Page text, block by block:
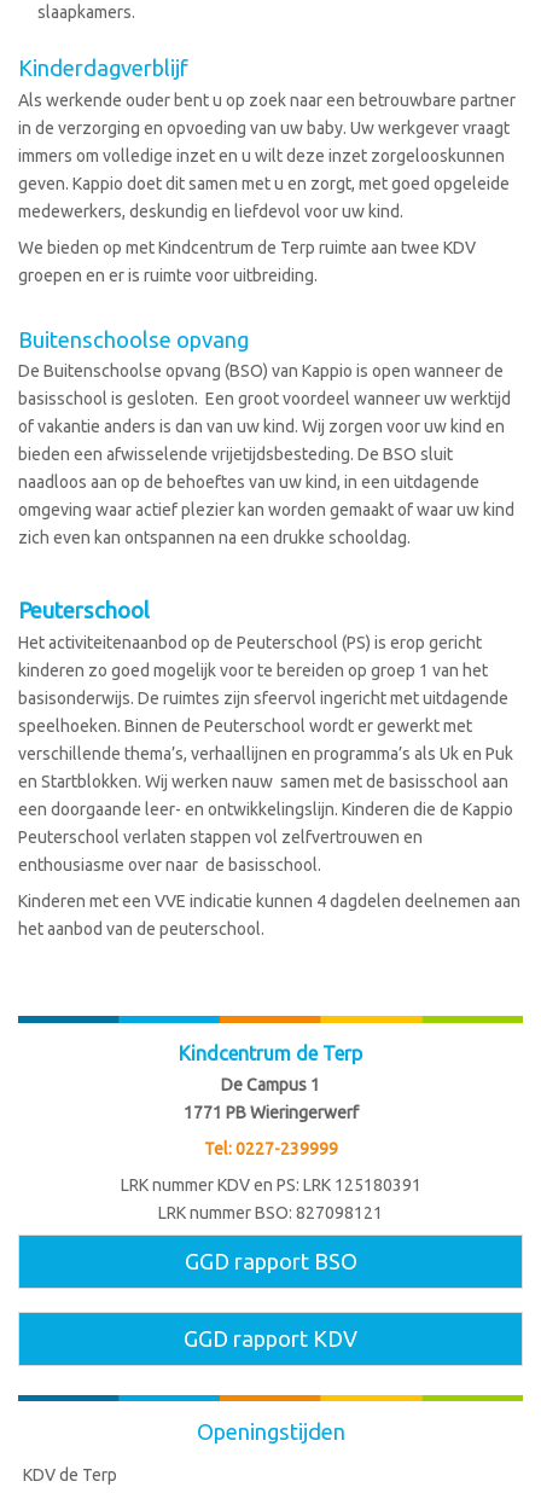
slaapkamers.
Kinderdagverblijf
Als werkende ouder bent u op zoek naar een betrouwbare partner
in de verzorging en opvoeding van uw baby. Uw werkgever vraagt
immers om volledige inzet en u wilt deze inzet zorgelooskunnen
geven. Kappio doet dit samen met u en zorgt, met goed opgeleide
medewerkers, deskundig en liefdevol voor uw kind.
We bieden op met Kindcentrum de Terp ruimte aan twee KDV
groepen en er is ruimte voor uitbreiding.
Buitenschoolse opvang
De Buitenschoolse opvang (BSO) van Kappio is open wanneer de
basisschool is gesloten. Een groot voordeel wanneer uw werktijd
of vakantie anders is dan van uw kind. Wij zorgen voor uw kind en
bieden een afwisselende vrijetijdsbesteding. De BSO sluit
naadloos aan op de behoeftes van uw kind, in een uitdagende
omgeving waar actief plezier kan worden gemaakt of waar uw kind
zich even kan ontspannen na een drukke schooldag.
Peuterschool
Het activiteitenaanbod op de Peuterschool (PS) is erop gericht
kinderen zo goed mogelijk voor te bereiden op groep 1 van het
basisonderwijs. De ruimtes zijn sfeervol ingericht met uitdagende
speelhoeken. Binnen de Peuterschool wordt er gewerkt met
verschillende thema’s, verhaallijnen en programma’s als Uk en Puk
en Startblokken. Wij werken nauw samen met de basisschool aan
een doorgaande leer- en ontwikkelingslijn. Kinderen die de Kappio
Peuterschool verlaten stappen vol zelfvertrouwen en
enthousiasme over naar de basisschool.
Kinderen met een VVE indicatie kunnen 4 dagdelen deelnemen aan
het aanbod van de peuterschool.
Kindcentrum de Terp
De Campus 1
1771 PB Wieringerwerf
Tel: 0227-239999
LRK nummer KDV en PS: LRK 125180391
LRK nummer BSO: 827098121
GGD rapport BSO
GGD rapport KDV
Openingstijden
KDV de Terp